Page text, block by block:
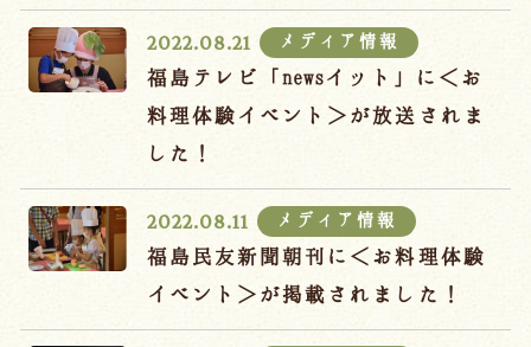
2022.08.21 メディア情報
福島テレビ「newsイット」に＜お
料理体験イベント＞が放送されま
した！
2022.08.11 メディア情報
福島民友新聞朝刊に＜お料理体験
イベント＞が掲載されました！
024-542-2226 / 9:00~18:00
Language